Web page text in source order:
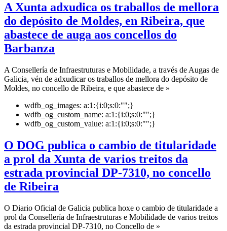
A Xunta adxudica os traballos de mellora
do depósito de Moldes, en Ribeira, que
abastece de auga aos concellos do
Barbanza
A Consellería de Infraestruturas e Mobilidade, a través de Augas de
Galicia, vén de adxudicar os traballos de mellora do depósito de
Moldes, no concello de Ribeira, e que abastece de »
wdfb_og_images: a:1:{i:0;s:0:"";}
wdfb_og_custom_name: a:1:{i:0;s:0:"";}
wdfb_og_custom_value: a:1:{i:0;s:0:"";}
O DOG publica o cambio de titularidade
a prol da Xunta de varios treitos da
estrada provincial DP-7310, no concello
de Ribeira
O Diario Oficial de Galicia publica hoxe o cambio de titularidade a
prol da Consellería de Infraestruturas e Mobilidade de varios treitos
da estrada provincial DP-7310, no Concello de »